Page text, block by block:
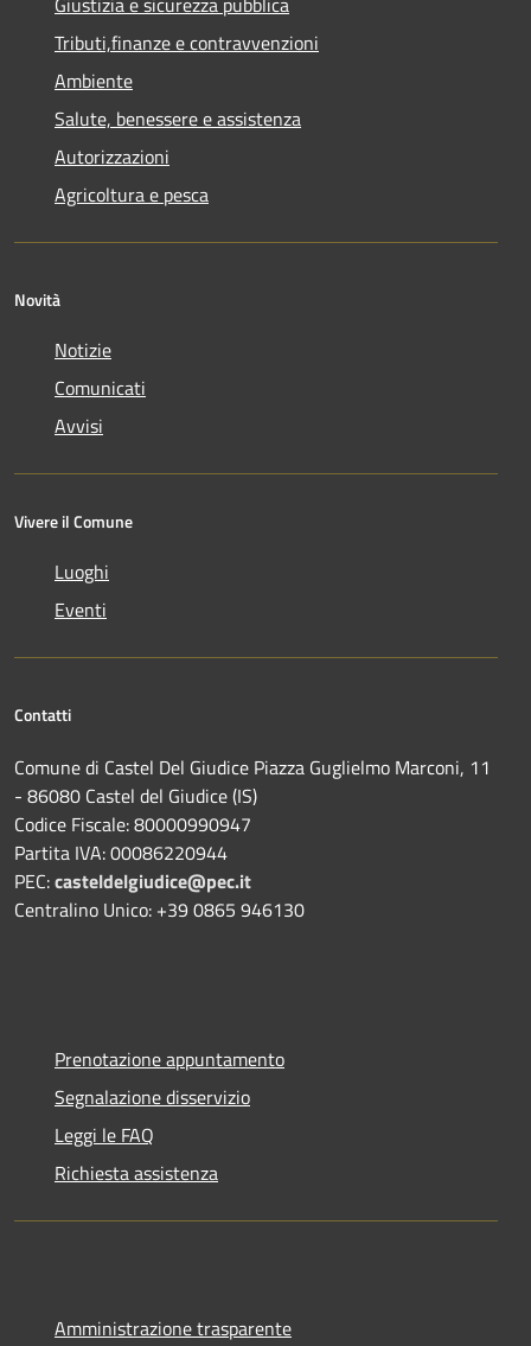
Tributi,finanze e contravvenzioni
Ambiente
Salute, benessere e assistenza
Autorizzazioni
Agricoltura e pesca
Novità
Notizie
Comunicati
Avvisi
Vivere il Comune
Luoghi
Eventi
Contatti
Comune di Castel Del Giudice Piazza Guglielmo Marconi, 11
- 86080 Castel del Giudice (IS)
Codice Fiscale: 80000990947
Partita IVA: 00086220944
PEC:casteldelgiudice@pec.it
Centralino Unico: +39 0865 946130
Prenotazione appuntamento
Segnalazione disservizio
Leggi le FAQ
Richiesta assistenza
Amministrazione trasparente